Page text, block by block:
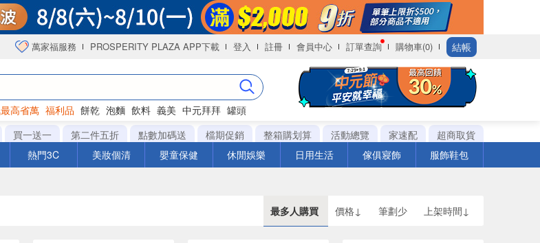
萬家福服務 PROSPERITY PLAZA APP下載 登入 註冊 會員中心 訂單查詢 購物車(0) 結帳
高省萬 福利品 餅乾 泡麵 飲料 義美 中元拜拜 罐頭
買一送一 第二件五折 點數加碼送 檔期促銷 整箱購划算 活動總覽 家速配
超商取貨
熱門3C 美妝個清 嬰童保健 休閒娛樂 日用生活 傢俱寢飾 服飾鞋包
最多人購買 價格↓ 筆劃少 上架時間↓